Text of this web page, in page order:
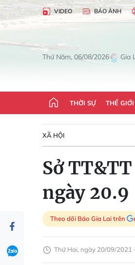
VIDEO BÁO ẢNH
Thứ Năm, 06/08/2026 Gia
THỜI SỰ THẾ GIỚI
XÃ HỘI
Sở
ngày 20.9
Theo dõi Báo Gia Lai trên
Thứ Hai, ngày 20/09/2021